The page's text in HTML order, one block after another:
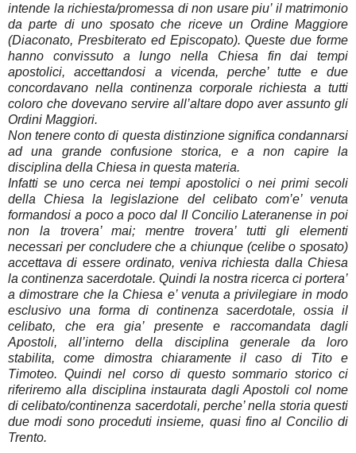
intende la richiesta/promessa di non usare piu’ il matrimonio
da parte di uno sposato che riceve un Ordine Maggiore
(Diaconato, Presbiterato ed Episcopato). Queste due forme
hanno convissuto a lungo nella Chiesa fin dai tempi
apostolici, accettandosi a vicenda, perche’ tutte e due
concordavano nella continenza corporale richiesta a tutti
coloro che dovevano servire all’altare dopo aver assunto gli
Ordini Maggiori.
Non tenere conto di questa distinzione significa condannarsi
ad una grande confusione storica, e a non capire la
disciplina della Chiesa in questa materia.
Infatti se uno cerca nei tempi apostolici o nei primi secoli
della Chiesa la legislazione del celibato com’e’ venuta
formandosi a poco a poco dal II Concilio Lateranense in poi
non la trovera’ mai; mentre trovera’ tutti gli elementi
necessari per concludere che a chiunque (celibe o sposato)
accettava di essere ordinato, veniva richiesta dalla Chiesa
la continenza sacerdotale. Quindi la nostra ricerca ci portera’
a dimostrare che la Chiesa e’ venuta a privilegiare in modo
esclusivo una forma di continenza sacerdotale, ossia il
celibato, che era gia’ presente e raccomandata dagli
Apostoli, all’interno della disciplina generale da loro
stabilita, come dimostra chiaramente il caso di Tito e
Timoteo. Quindi nel corso di questo sommario storico ci
riferiremo alla disciplina instaurata dagli Apostoli col nome
di celibato/continenza sacerdotali, perche’ nella storia questi
due modi sono proceduti insieme, quasi fino al Concilio di
Trento.